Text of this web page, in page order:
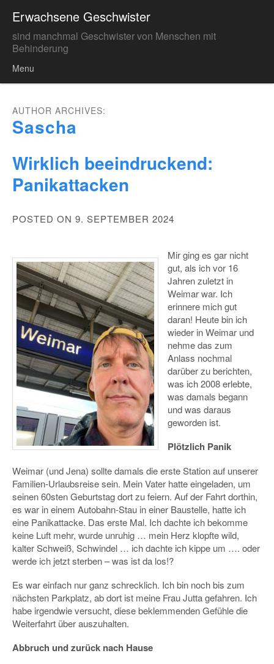
Erwachsene Geschwister
sind manchmal Geschwister von Menschen mit
Behinderung
Menu
AUTHOR ARCHIVES:
Sascha
Wirklich beeindruckend:
Panikattacken
POSTED ON 9. SEPTEMBER 2024
Mir ging es gar nicht
gut, als ich vor 16
Jahren zuletzt in
Weimar war. Ich
erinnere mich gut
daran! Heute bin ich
wieder in Weimar und
nehme das zum
Anlass nochmal
darüber zu berichten,
was ich 2008 erlebte,
was damals begann
und was daraus
geworden ist.
Plötzlich Panik
Weimar (und Jena) sollte damals die erste Station auf unserer
Familien-Urlaubsreise sein. Mein Vater hatte eingeladen, um
seinen 60sten Geburtstag dort zu feiern. Auf der Fahrt dorthin,
es war in einem Autobahn-Stau in einer Baustelle, hatte ich
eine Panikattacke. Das erste Mal. Ich dachte ich bekomme
keine Luft mehr, wurde unruhig … mein Herz klopfte wild,
kalter Schweiß, Schwindel … ich dachte ich kippe um …. oder
werde ich jetzt sterben – was ist da los!?
Es war einfach nur ganz schrecklich. Ich bin noch bis zum
nächsten Parkplatz, ab dort ist meine Frau Jutta gefahren. Ich
habe irgendwie versucht, diese beklemmenden Gefühle die
Weiterfahrt über auszuhalten.
Abbruch und zurück nach Hause